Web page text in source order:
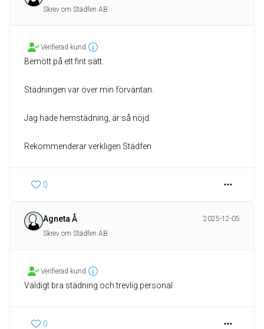
Skrev om Städfen AB
Verifierad kund
Bemött på ett fint sätt.
Städningen var över min förväntan.
Jag hade hemstädning, är så nöjd.
Rekommenderar verkligen Städfen
0
Agneta Å
2025-12-05
Skrev om Städfen AB
Verifierad kund
Väldigt bra städning och trevlig personal
0